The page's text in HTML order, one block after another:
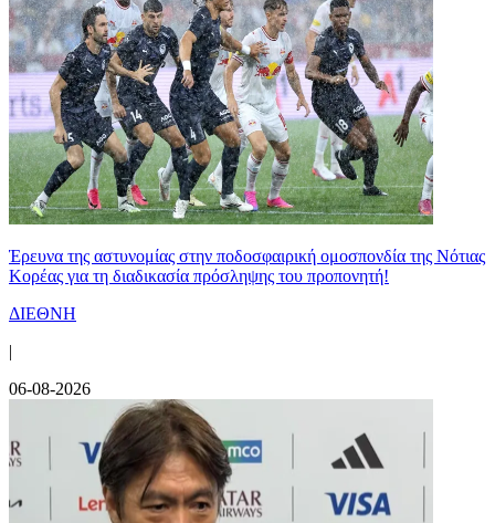
Έρευνα της αστυνομίας στην ποδοσφαιρική ομοσπονδία της Νότιας
Κορέας για τη διαδικασία πρόσληψης του προπονητή!
ΔΙΕΘΝΗ
|
06-08-2026